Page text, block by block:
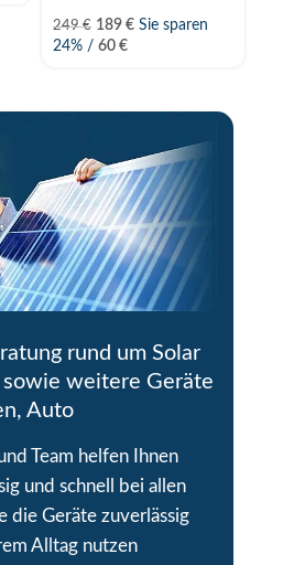
249€ 189 € Sie sparen
24% / 60 €
rund um Solar
weitere Geräte
Auto
Team helfen Ihnen
und schnell bei allen
die Geräte zuverlässig
Alltag nutzen